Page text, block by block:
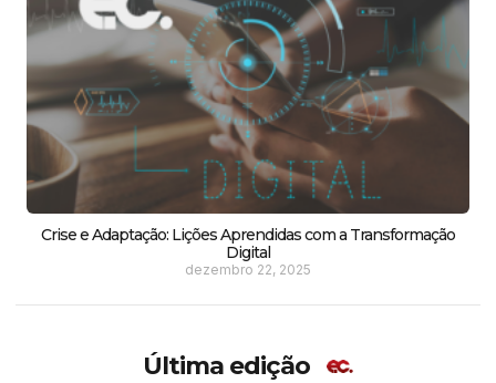
Crise e Adaptação: Lições Aprendidas com a Transformação
Digital
dezembro 22, 2025
Última edição